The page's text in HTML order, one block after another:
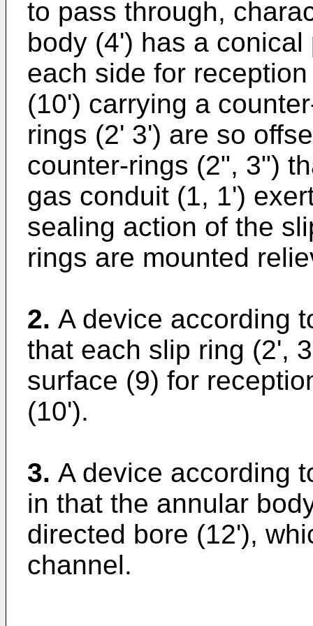
to pass through,
body (4') has a
each side for
(10') carrying a
rings (2' 3') are so
counter-rings (2", 3")
gas conduit (1, 1')
sealing action of the
rings are mounted
2. A device according
that each slip ring (2',
surface (9) for
(10').
3. A device according
in that the annular
directed bore (12'),
channel.